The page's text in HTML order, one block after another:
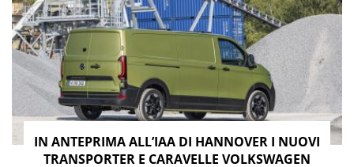
IN ANTEPRIMA ALL’IAA DI HANNOVER I NUOVI
TRANSPORTER E CARAVELLE VOLKSWAGEN